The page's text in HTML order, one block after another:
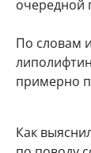
очередной
По словам
примерно
Как